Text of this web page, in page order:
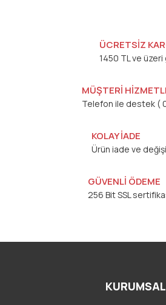
ÜCRETSİZ
1450 TL ve
MÜŞTERİ
Telefon ile destek (
KOLAY İADE
Ürün iade ve
GÜVENLİ ÖDEME
256 Bit SSL
KURUMSAL